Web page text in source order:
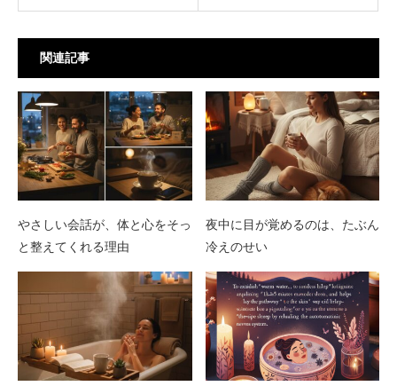
関連記事
やさしい会話が、体と心をそっ
と整えてくれる理由
夜中に目が覚めるのは、たぶん
冷えのせい